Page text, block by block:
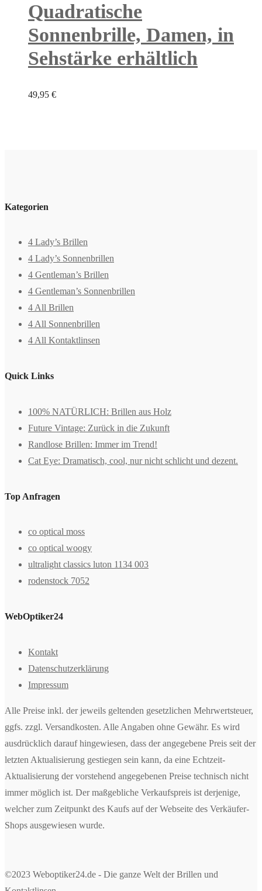
Quadratische
Sonnenbrille, Damen, in
Sehstärke erhältlich
49,95 €
Kategorien
4 Lady’s Brillen
4 Lady’s Sonnenbrillen
4 Gentleman’s Brillen
4 Gentleman’s Sonnenbrillen
4 All Brillen
4 All Sonnenbrillen
4 All Kontaktlinsen
Quick Links
100% NATÜRLICH: Brillen aus Holz
Future Vintage: Zurück in die Zukunft
Randlose Brillen: Immer im Trend!
Cat Eye: Dramatisch, cool, nur nicht schlicht und dezent.
Top Anfragen
co optical moss
co optical woogy
ultralight classics luton 1134 003
rodenstock 7052
WebOptiker24
Kontakt
Datenschutzerklärung
Impressum
Alle Preise inkl. der jeweils geltenden gesetzlichen Mehrwertsteuer,
ggfs. zzgl. Versandkosten. Alle Angaben ohne Gewähr. Es wird
ausdrücklich darauf hingewiesen, dass der angegebene Preis seit der
letzten Aktualisierung gestiegen sein kann, da eine Echtzeit-
Aktualisierung der vorstehend angegebenen Preise technisch nicht
immer möglich ist. Der maßgebliche Verkaufspreis ist derjenige,
welcher zum Zeitpunkt des Kaufs auf der Webseite des Verkäufer-
Shops ausgewiesen wurde.
©2023 Weboptiker24.de - Die ganze Welt der Brillen und